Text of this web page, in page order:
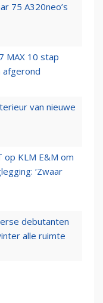
75 A320neo’s
MAX 10 stap
afgerond
van nieuwe
KLM E&M om
‘Zwaar
debutanten
alle ruimte